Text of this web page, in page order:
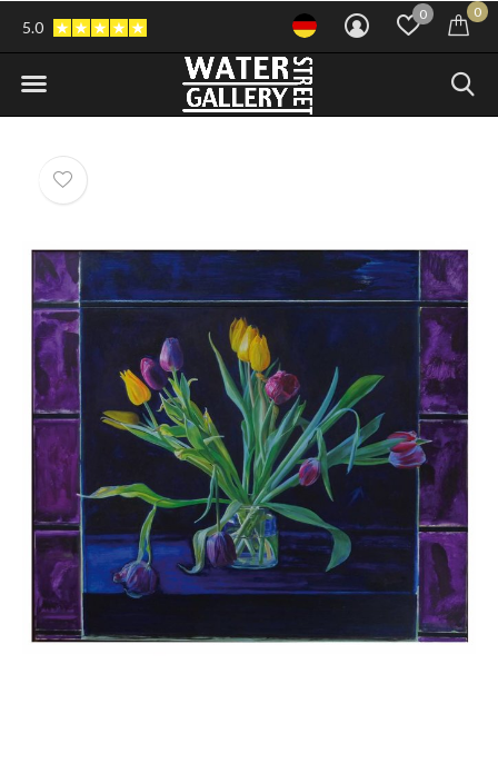
0 0
5.0